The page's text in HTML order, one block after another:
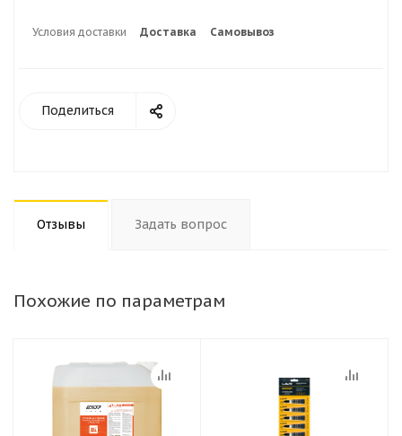
Условия доставки Доставка Самовывоз
Поделиться
Отзывы Задать вопрос
Похожие по параметрам